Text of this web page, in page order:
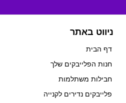
ניווט באתר
דף הבית
חנות הפלייבקים שלך
חבילות משתלמות
פלייבקים נדירים לקנייה